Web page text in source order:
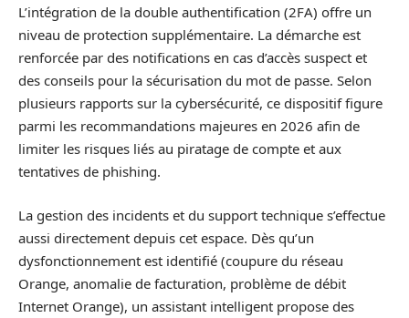
L’intégration de la double authentification (2FA) offre un
niveau de protection supplémentaire. La démarche est
renforcée par des notifications en cas d’accès suspect et
des conseils pour la sécurisation du mot de passe. Selon
plusieurs rapports sur la cybersécurité, ce dispositif figure
parmi les recommandations majeures en 2026 afin de
limiter les risques liés au piratage de compte et aux
tentatives de phishing.
La gestion des incidents et du support technique s’effectue
aussi directement depuis cet espace. Dès qu’un
dysfonctionnement est identifié (coupure du réseau
Orange, anomalie de facturation, problème de débit
Internet Orange), un assistant intelligent propose des